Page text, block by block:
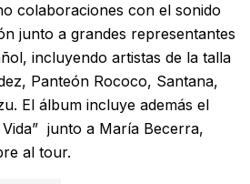
colaboraciones con el sonido
junto a grandes representantes
incluyendo artistas de la talla
Panteón Rococo, Santana,
El álbum incluye además el
junto a María Becerra,
al tour.